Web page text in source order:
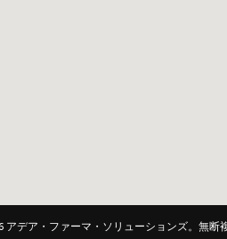
アデア・ファーマ・ソリューションズ。無断